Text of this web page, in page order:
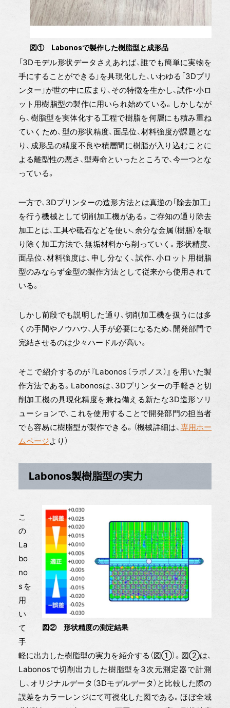
図① Labonosで製作した樹脂型と成形品
「3Dモデル形状データさえあれば、誰でも簡単に実物を
手にすることができる」を具現化した、いわゆる「3Dプリ
ンター」が世の中に広まり、その特徴を生かし、試作・小ロ
ット用樹脂型の製作に用いられ始めている。しかしなが
ら、樹脂型を実体化する工程で樹脂を何層にも積み重ね
ていくため、型の形状精度、面品位、材料強度が課題とな
り、成形品の精度不良や積層間に樹脂が入り込むことに
よる離型性の悪さ、型寿命といったところで、今一つとな
っている。
一方で、3Dプリンターの造形方法とは真逆の「除去加工」
を行う機械として切削加工機がある。ご存知の通り除去
加工とは、工具や砥石などを使い、余分な金属（樹脂）を取
り除く加工方法で、無垢材料から削っていく。形状精度、
面品位、材料強度は、申し分なく、試作、小ロット用樹脂
型のみならず金型の製作方法として従来から使用されて
いる。
しかし前段でも説明した通り、切削加工機を扱うには多
くの手間やノウハウ、人手が必要になるため、開発部門で
完結させるのは少々ハードルが高い。
そこで紹介するのが『Labonos（ラボノス）』を用いた製
作方法である。Labonosは、3Dプリンターの手軽さと切
削加工機の具現化精度を兼ね備える新たな3D造形ソリ
ューションで、これを使用することで開発部門の担当者
でも容易に樹脂型が製作できる。（機械詳細は、 専用ホー
ムページより）
Labonos製樹脂型の実力
図② 形状精度の測定結果
こ
の
La
bo
no
sを
用
い
て
手
軽に出力した樹脂型の実力を紹介する（図①）。図②は、
Labonosで切削出力した樹脂型を3次元測定器で計測
し、オリジナルデータ（3Dモデルデータ）と比較した際の
誤差をカラーレンジにて可視化した図である。ほぼ全域